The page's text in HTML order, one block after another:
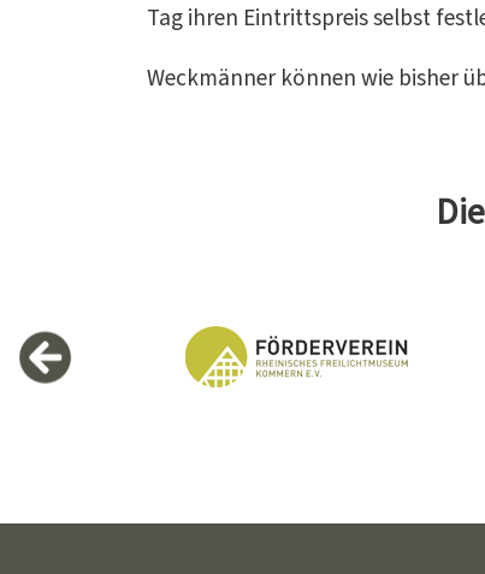
Tag ihren Eintrittspreis selbst
Weckmänner können wie bisher